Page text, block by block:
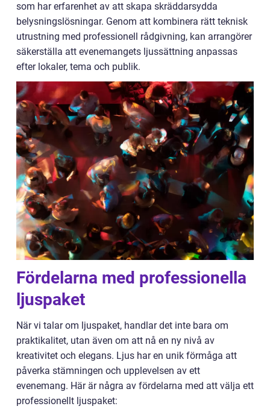
som har erfarenhet av att skapa skräddarsydda
belysningslösningar. Genom att kombinera rätt teknisk
utrustning med professionell rådgivning, kan arrangörer
säkerställa att evenemangets ljussättning anpassas
efter lokaler, tema och publik.
Fördelarna med professionella
ljuspaket
När vi talar om ljuspaket, handlar det inte bara om
praktikalitet, utan även om att nå en ny nivå av
kreativitet och elegans. Ljus har en unik förmåga att
påverka stämningen och upplevelsen av ett
evenemang. Här är några av fördelarna med att välja ett
professionellt ljuspaket: